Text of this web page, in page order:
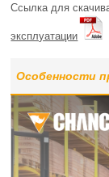
Ссылка для
эксплуатации
Особенности